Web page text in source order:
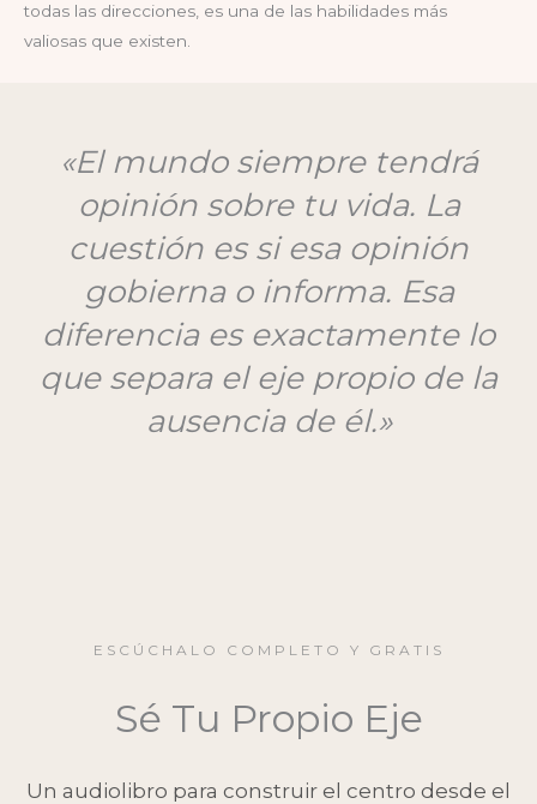
todas las direcciones, es una de las habilidades más
valiosas que existen.
«El mundo siempre tendrá
opinión sobre tu vida. La
cuestión es si esa opinión
gobierna o informa. Esa
diferencia es exactamente lo
que separa el eje propio de la
ausencia de él.»
ESCÚCHALO COMPLETO Y GRATIS
Sé Tu Propio Eje
Un audiolibro para construir el centro desde el